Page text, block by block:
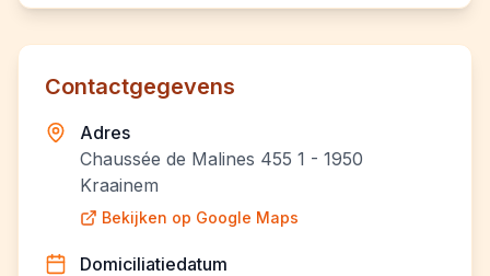
Contactgegevens
Adres
Chaussée de Malines 455 1 - 1950
Kraainem
Bekijken op Google Maps
Domiciliatiedatum